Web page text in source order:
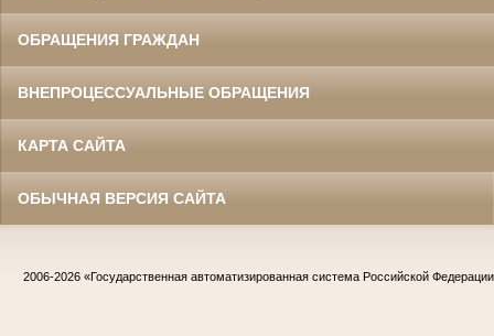
ОБРАЩЕНИЯ ГРАЖДАН
ВНЕПРОЦЕССУАЛЬНЫЕ ОБРАЩЕНИЯ
КАРТА САЙТА
ОБЫЧНАЯ ВЕРСИЯ САЙТА
2006-2026 «Государственная автоматизированная система Российской